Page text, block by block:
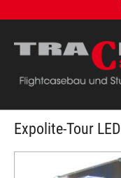
Expolite-Tour LED